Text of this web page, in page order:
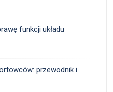
funkcji układu
przewodnik i